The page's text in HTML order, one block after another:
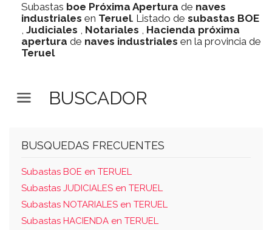
Subastas boe Próxima Apertura de naves
industriales en Teruel. Listado de subastas BOE
, Judiciales , Notariales , Hacienda próxima
apertura de naves industriales en la provincia de
Teruel
BUSCADOR
BUSQUEDAS FRECUENTES
Subastas BOE en TERUEL
Subastas JUDICIALES en TERUEL
Subastas NOTARIALES en TERUEL
Subastas HACIENDA en TERUEL